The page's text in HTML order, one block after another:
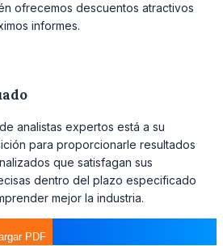
ofrecemos descuentos atractivos
informes.
analistas expertos está a su
para proporcionarle resultados
que satisfagan sus
dentro del plazo especificado
mejor la industria.
PDF